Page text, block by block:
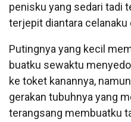
penisku yang sedari tadi
terjepit diantara celanaku
Putingnya yang kecil
buatku sewaktu
ke toket kanannya,
gerakan tubuhnya yang
terangsang membuatku